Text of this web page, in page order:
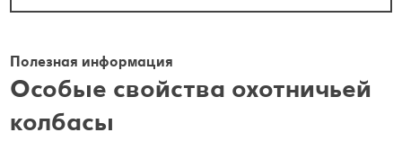
Полезная информация
Особые свойства охотничьей
колбасы